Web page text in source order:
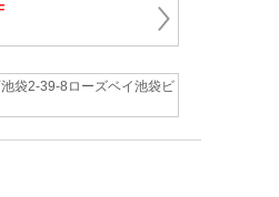
袋2-39-8ローズベイ池袋ビ